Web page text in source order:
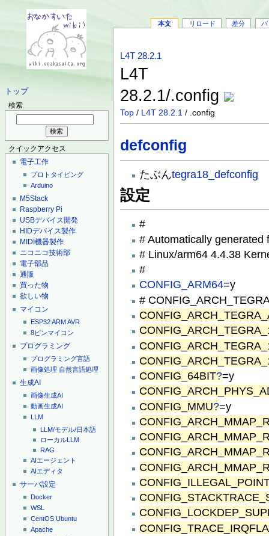
トップ
検索
クイックアクセス
電子工作
プロトタイピング
Arduino
M5Stack
Raspberry Pi
USBデバイス開発
HIDデバイス製作
MIDI機器製作
ニコニコ技術部
電子部品
通販
買った物
欲しい物
マイコン
ESP32ARMAVR
8ピンマイコン
プログラミング
プログラミング言語
画像処理 自然言語処理
生成AI
画像生成AI
動画生成AI
LLM
LLM/モデル/日本語
ローカルLLM
RAG
AIエージェント
AIエディタ
サーバ設定
Docker
WSL
CentOS Ubuntu
Apache
本文 リロード 差分 バ
L4T 28.2.1
L4T
28.2.1/.config
Top / L4T 28.2.1 / .config
defconfig
たぶんtegra18_defconfig
設定
#
# Automatically generated
# Linux/arm64 4.4.38
#
CONFIG_ARM64=y
#
CONFIG_64BIT?=y
CONFIG_MMU?=y